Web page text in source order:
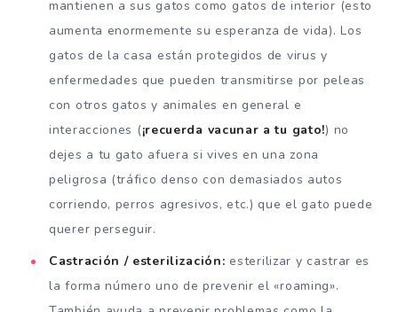
mantienen a sus gatos como gatos de interior (esto
aumenta enormemente su esperanza de vida). Los
gatos de la casa están protegidos de virus y
enfermedades que pueden transmitirse por peleas
con otros gatos y animales en general e
interacciones (¡recuerda vacunar a tu gato!) no
dejes a tu gato afuera si vives en una zona
peligrosa (tráfico denso con demasiados autos
corriendo, perros agresivos, etc.) que el gato puede
querer perseguir.
Castración / esterilización: esterilizar y castrar es
la forma número uno de prevenir el «roaming».